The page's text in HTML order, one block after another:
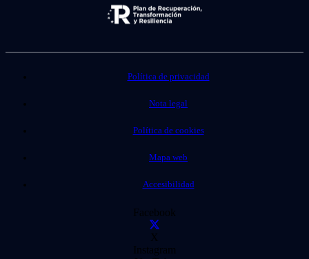
Política de privacidad
Nota legal
Política de cookies
Mapa web
Accesibilidad
Facebook
X
Instagram